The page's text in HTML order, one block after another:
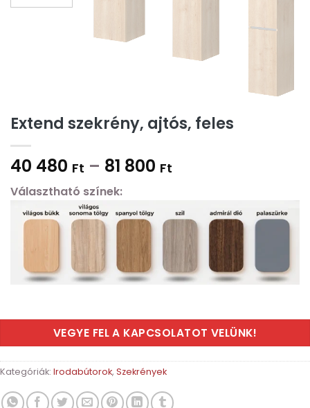
Extend szekrény, ajtós, feles
40 480 Ft – 81 800 Ft
Választható színek:
VEGYE FEL A KAPCSOLATOT VELÜNK!
Kategóriák: Irodabútorok, Szekrények